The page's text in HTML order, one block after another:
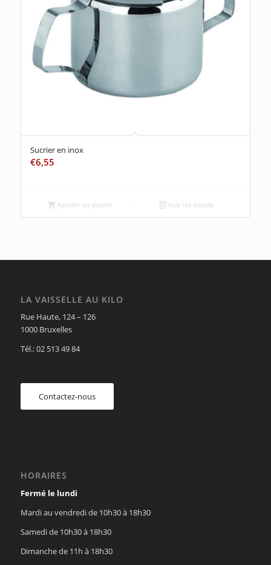
Sucrier en inox
€6,55
Ajouter au panier Voir les détails
LA VAISSELLE AU KILO
Rue Haute, 124 – 126
1000 Bruxelles
Tél.: 02 513 49 84
Contactez-nous
HORAIRES
Fermé le lundi
Mardi au vendredi de 10h30 à 18h30
Samedi de 10h30 à 18h30
Dimanche de 11h à 18h30